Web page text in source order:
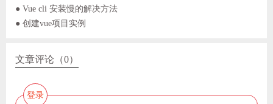
● Vue cli 安装慢的解决方法
● 创建vue项目实例
文章评论（0）
登录